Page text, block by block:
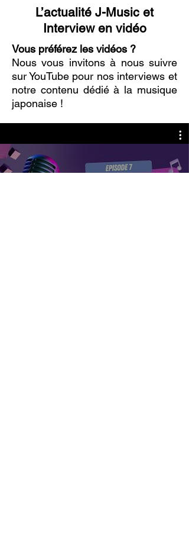
L’actualité J-Music et
Interview en vidéo
Vous préférez les vidéos ?
Nous vous invitons à nous suivre
sur YouTube pour nos interviews et
notre contenu dédié à la musique
japonaise !